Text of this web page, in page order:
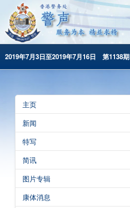
2019年7月3日至2019年7月16日 第1138期
昔日警声
警务处主页
繁體版
English
主页
新闻
特写
简讯
图片专辑
康体消息